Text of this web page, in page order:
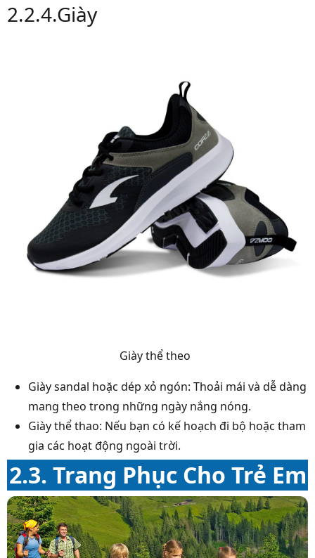
2.2.4.Giày
Giày thể theo
Giày sandal hoặc dép xỏ ngón: Thoải mái và dễ dàng
mang theo trong những ngày nắng nóng.
Giày thể thao: Nếu bạn có kế hoạch đi bộ hoặc tham
gia các hoạt động ngoài trời.
2.3. Trang Phục Cho Trẻ Em